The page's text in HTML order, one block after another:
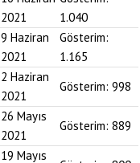
2021
1.040
9 Haziran
2021
Gösterim:
1.165
2 Haziran
2021
Gösterim: 998
26 Mayıs
2021
Gösterim: 889
19 Mayıs